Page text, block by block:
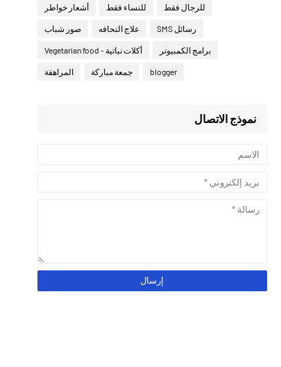
أشعار خواطر للنساء فقط للرجال فقط
صور شباب علاج النحافه رسائل SMS
أكلات نباتية - Vegetarian food برامج الكمبيوتر
المراهقة جمعة مباركة blogger
نموذج الاتصال